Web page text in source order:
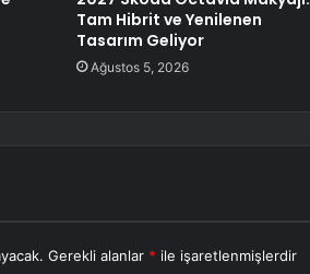
Tam Hibrit ve Yenilenen
Tasarım Geliyor
Ağustos 5, 2026
Gerekli alanlar * ile işaretlenmişlerdir